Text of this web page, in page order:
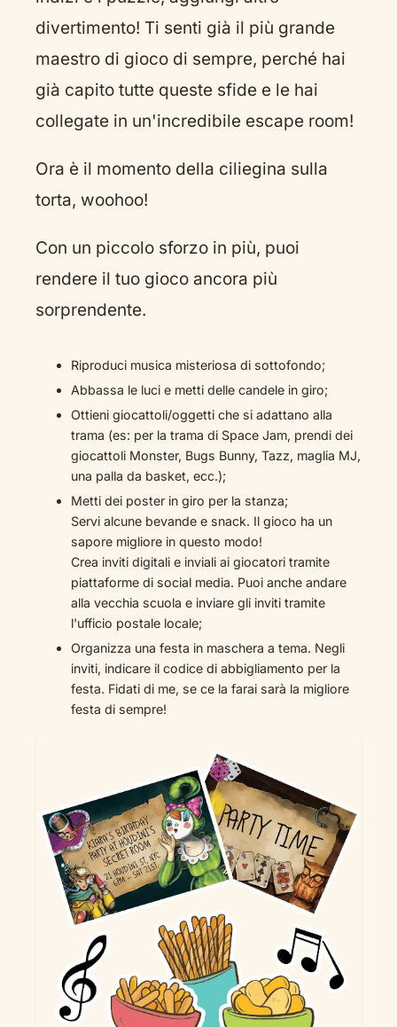
divertimento! Ti senti già il più grande
maestro di gioco di sempre, perché hai
già capito tutte queste sfide e le hai
collegate in un'incredibile escape room!
Ora è il momento della ciliegina sulla
torta, woohoo!
Con un piccolo sforzo in più, puoi
rendere il tuo gioco ancora più
sorprendente.
Riproduci musica misteriosa di sottofondo;
Abbassa le luci e metti delle candele in giro;
Ottieni giocattoli/oggetti che si adattano alla
trama (es: per la trama di Space Jam, prendi dei
giocattoli Monster, Bugs Bunny, Tazz, maglia MJ,
una palla da basket, ecc.);
Metti dei poster in giro per la stanza;
Servi alcune bevande e snack. Il gioco ha un
sapore migliore in questo modo!
Crea inviti digitali e inviali ai giocatori tramite
piattaforme di social media. Puoi anche andare
alla vecchia scuola e inviare gli inviti tramite
l'ufficio postale locale;
Organizza una festa in maschera a tema. Negli
inviti, indicare il codice di abbigliamento per la
festa. Fidati di me, se ce la farai sarà la migliore
festa di sempre!